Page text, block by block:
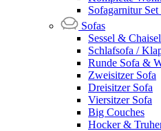
Sofagarnitur
Sofas
Sessel &
Schlafsofa /
Runde Sofa &
Zweisitzer Sofa
Dreisitzer Sofa
Viersitzer Sofa
Big Couches
Hocker &